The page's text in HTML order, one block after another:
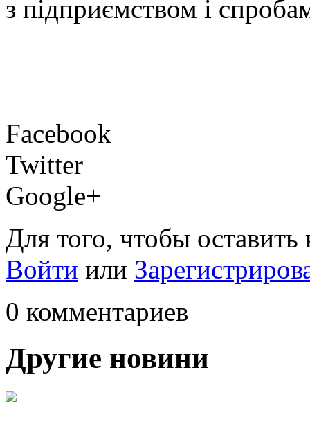
з підприємством і
Facebook
Twitter
Google+
Для того, чтобы
Войти или
0 комментариев
Другие новини